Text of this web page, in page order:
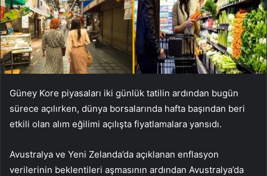
Güney Kore piyasaları iki günlük tatilin ardından bugün
sürece açılırken, dünya borsalarında hafta başından beri
etkili olan alım eğilimi açılışta fiyatlamalara yansıdı.
Avustralya ve Yeni Zelanda’da açıklanan enflasyon
verilerinin beklentileri aşmasının ardından Avustralya’da